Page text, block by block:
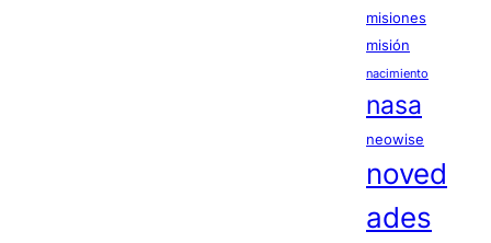
misiones
misión
nacimiento
nasa
neowise
noved
ades